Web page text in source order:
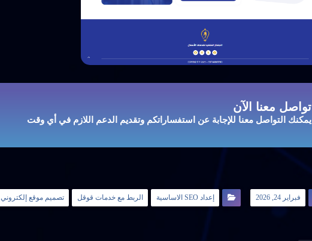
تواصل معنا الآن
يمكنك التواصل معنا للإجابة عن استفساراتكم وتقديم الدعم اللازم في أي وقت
فبراير 24, 2026 إعداد SEO الاساسية الربط مع خدمات قوقل تصميم موقع إلكتروني